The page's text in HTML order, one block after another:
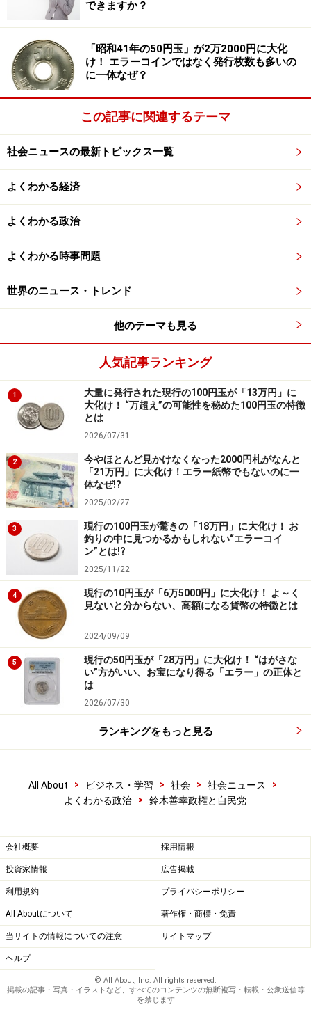
これに、福田派に近い中曽根派、田中派に近い大平派が
加わり、自民党は主流派（田中・大平派）、反主流派
（福田・三木・中曽根派）の大抗争に発展していくので
すね。
抗争は、ようやく政権をとった福田元首相を、田中派の
全面バックアップでわずか二年で引きずり降ろした大平
元首相が政権をとったことで、ピークを迎えます。
反主流派は1979年、大平再選阻止をはかって「自民党を
を首相候補に決定（このとき、つまれたバリケードをど
んじゃらぶちこわしていったのがあのハマコーさんでし
た）。
そして国会の首相指名選挙で堂々と反主流派は「福田」
さらにつのりました。これがいわゆる「40日抗争」で
そして1980年、社会党がいつものように参院選決起のた
めにダメモトで提案した大平内閣不信任案の採決を、反
主流派が欠席。そのため大平内閣は不信任され、参議院
選挙と同時に衆議院解散・総選挙となったのでした。ま
さに自民党分裂です。
しかし、自民党は選挙で大勝
この直後、大平元首相は倒れ急死します。主流派は大平
元首相の「弔い合戦」として選挙戦を戦います。一方、
思いがけない衆参ダブル選挙で混乱する野党陣営。
結果、分裂状態にあったはずの自民党が圧勝します。急
逝した大平元首相への同情票が集まったともいわれます
す。
また、衆参ダブル選挙となったことで集票能力にまさる
自民党が野党を突き放したともいわれます。いずれにせ
よ、自民党は衆議院280議席と、かつてない多数を確保
とやめよう。大与党として、やるべき政策を進めよう、
と。
ここで浮上したのが、大平派の大番頭、鈴木元首相なの
でした。
できますか？
「昭和41年の50円玉」が2万2000円に大化
け！ エラーコインではなく発行枚数も多いの
に一体なぜ？
この記事に関連するテーマ
社会ニュースの最新トピックス一覧
よくわかる経済
よくわかる政治
よくわかる時事問題
世界のニュース・トレンド
他のテーマも見る
人気記事ランキング
1
大量に発行された現行の100円玉が「13万円」に
大化け！ “万超え”の可能性を秘めた100円玉の特徴
とは
2026/07/31
2
今やほとんど見かけなくなった2000円札がなんと
「21万円」に大化け！エラー紙幣でもないのに一
体なぜ!?
2025/02/27
3
現行の100円玉が驚きの「18万円」に大化け！ お
釣りの中に見つかるかもしれない“エラーコイ
ン”とは!?
2025/11/22
4
現行の10円玉が「6万5000円」に大化け！ よ～く
見ないと分からない、高額になる貨幣の特徴とは
2024/09/09
5
現行の50円玉が「28万円」に大化け！ “はがさな
い”方がいい、お宝になり得る「エラー」の正体と
は
2026/07/30
ランキングをもっと見る
All About > ビジネス・学習 > 社会 > 社会ニュース
>
よくわかる政治
> 鈴木善幸政権と自民党
会社概要 採用情報
投資家情報 広告掲載
利用規約 プライバシーポリシー
All Aboutについて 著作権・商標・免責
当サイトの情報についての注意 サイトマップ
ヘルプ
© All About, Inc. All rights reserved.
掲載の記事・写真・イラストなど、すべてのコンテンツの無断複写・転載・公衆送信等
を禁じます